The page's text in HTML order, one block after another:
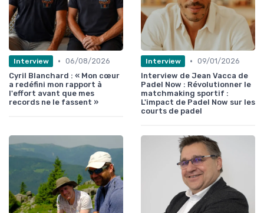
Interview • 06/08/2026
Cyril Blanchard : « Mon cœur
a redéfini mon rapport à
l'effort avant que mes
records ne le fassent »
Interview • 09/01/2026
Interview de Jean Vacca de
Padel Now : Révolutionner le
matchmaking sportif :
L'impact de Padel Now sur les
courts de padel